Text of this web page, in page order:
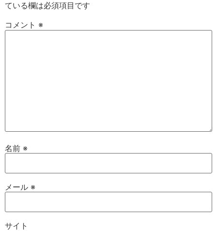
ている欄は必須項目です
コメント ※
名前 ※
メール ※
サイト